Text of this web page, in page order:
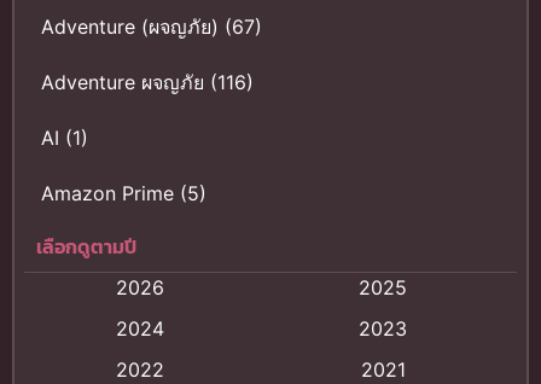
Adventure (ผจญภัย) (67)
Adventure ผจญภัย (116)
AI (1)
Amazon Prime (5)
Anal (ประตูหลัง)
Animation การ์ตูน
เลือกดูตามปี
2026
2025
2024
2023
2022
2021